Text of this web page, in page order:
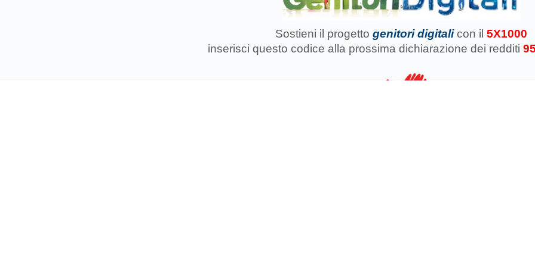
Sostieni il progetto genitori digitali con il 5X1000
inserisci questo codice alla prossima dichiarazione dei redditi